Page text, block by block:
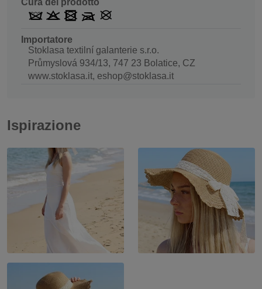
Importatore
Stoklasa textilní galanterie s.r.o.
Průmyslová 934/13, 747 23 Bolatice, CZ
www.stoklasa.it, eshop@stoklasa.it
Ispirazione